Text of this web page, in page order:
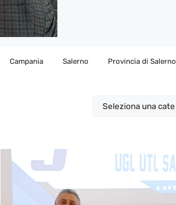
Campania Salerno Provincia di Salerno
Categorie